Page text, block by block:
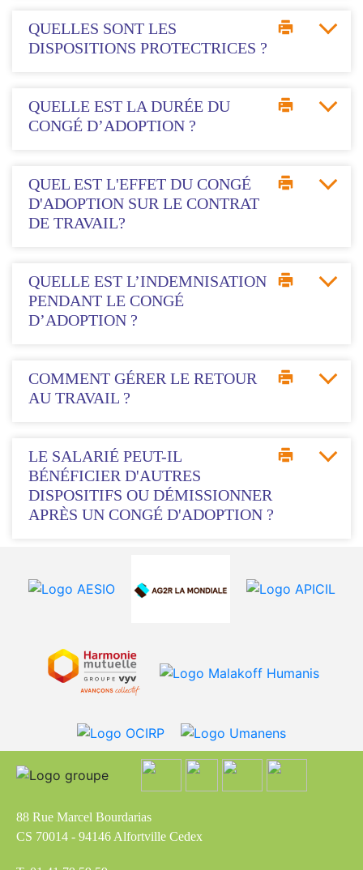
QUELLES SONT LES
DISPOSITIONS PROTECTRICES ?
QUELLE EST LA DURÉE DU
CONGÉ D’ADOPTION ?
QUEL EST L'EFFET DU CONGÉ
D'ADOPTION SUR LE CONTRAT
DE TRAVAIL?
QUELLE EST L’INDEMNISATION
PENDANT LE CONGÉ
D’ADOPTION ?
COMMENT GÉRER LE RETOUR
AU TRAVAIL ?
LE SALARIÉ PEUT-IL
BÉNÉFICIER D'AUTRES
DISPOSITIFS OU DÉMISSIONNER
APRÈS UN CONGÉ D'ADOPTION ?
88 Rue Marcel Bourdarias
CS 70014 - 94146 Alfortville Cedex